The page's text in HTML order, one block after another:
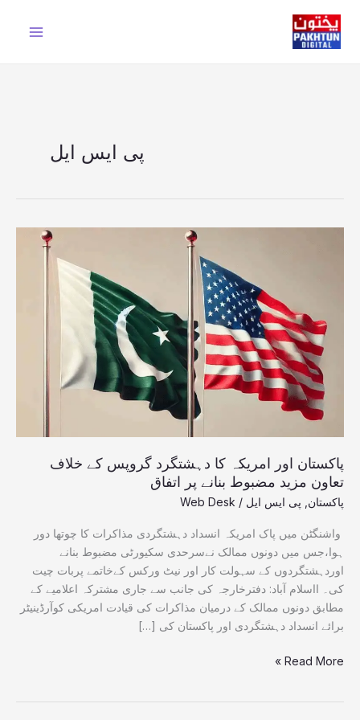
content
پی ایس ایل
پاکستان اور امریکہ کا دہشتگرد گروپس کے خلاف
تعاون مزید مضبوط بنانے پر اتفاق
پاکستان پی ایس ایل /
Web Desk
واشنگٹن میں پاک امریکہ انسداد دہشتگردی مذاکرات کا چوتھا دور
ہوا،جس میں دونوں ممالک نےسرحدی سکیورٹی مضبوط بنانے
اوردہشتگردوں کے سہولت کار اور نیٹ ورکس کےخاتمے پربات چیت
کی۔ ااسلام آباد: دفترخارجہ کی جانب سے جاری مشترکہ اعلامیے کے
مطابق دونوں ممالک کے درمیان مذاکرات کی قیادت امریکی کوآرڈینیٹر
برائے انسداد دہشتگردی اور پاکستان کی […]
دہشتگرد
گروپس
خلاف
تعاون
مزید
مضبوط
بنانے
پر
اتفاق
Read More »